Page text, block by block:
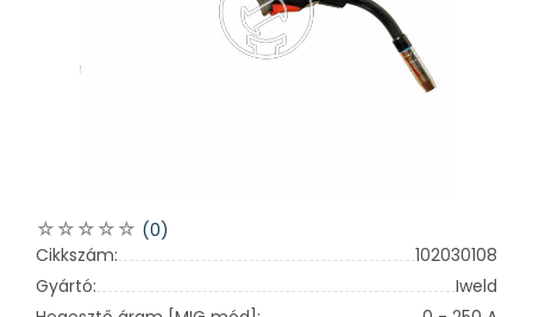
(0)
Cikkszám:
102030108
Gyártó:
Iweld